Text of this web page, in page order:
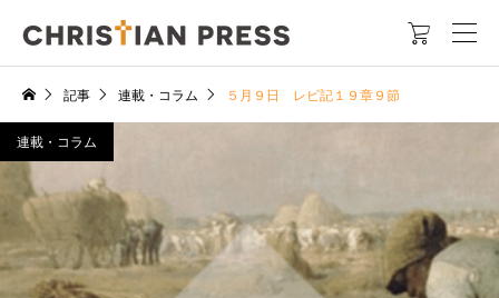

記事 連載・コラム ５月９日 レビ記１９章９節
連載・コラム